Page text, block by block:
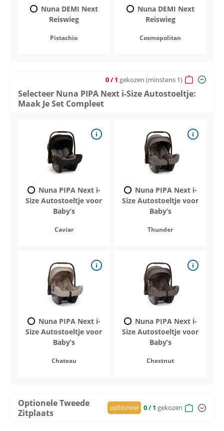
Nuna DEMI Next
Reiswieg
Pistachio
Nuna DEMI Next
Reiswieg
Cosmopolitan
Selecteer Nuna PIPA Next i-Size Autostoeltje:
Maak Je Set Compleet
0/ 1 gekozen (minstens 1)
Nuna PIPA Next i-
Size Autostoeltje voor
Baby’s
Caviar
Nuna PIPA Next i-
Size Autostoeltje voor
Baby’s
Thunder
Nuna PIPA Next i-
Size Autostoeltje voor
Baby’s
Chateau
Nuna PIPA Next i-
Size Autostoeltje voor
Baby’s
Chestnut
Optionele Tweede
Zitplaats
optioneel 0/ 1 gekozen